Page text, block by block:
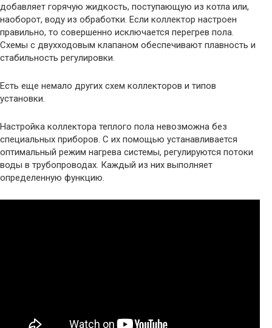
добавляет горячую жидкость, поступающую из котла или,
наоборот, воду из обработки. Если коллектор настроен
правильно, то совершенно исключается перегрев пола.
Схемы с двухходовым клапаном обеспечивают плавность и
стабильность регулировки.
Есть еще немало других схем коллекторов и типов
установки.
Настройка коллектора теплого пола невозможна без
специальных приборов. С их помощью устанавливается
оптимальный режим нагрева системы, регулируются потоки
воды в трубопроводах. Каждый из них выполняет
определенную функцию.